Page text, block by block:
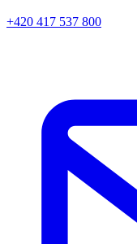
+420 417 537 800